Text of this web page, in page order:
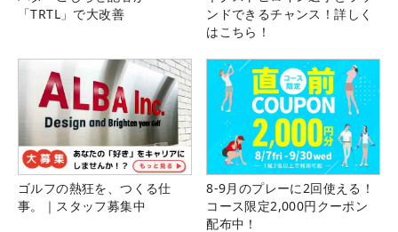
「TRTL」で大改善
ンドできるチャンス！詳しく
はこちら！
ゴルフの熱狂を、つくる仕
事。｜スタッフ募集中
8-9月のプレーに2回使える！
コース限定2,000円クーポン
配布中！